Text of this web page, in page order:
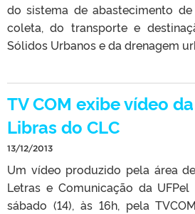
do sistema de abastecimento
coleta, do transporte e
Sólidos Urbanos e da drenagem
TV COM exibe vídeo
Libras do CLC
13/12/2013
Um vídeo produzido pela área
Letras e Comunicação da
sábado (14), às 16h, pela